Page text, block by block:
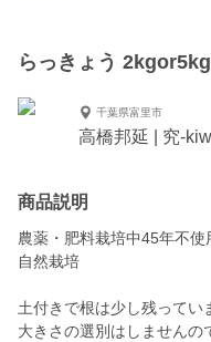
らっきょう
千葉県富里市
高橋邦延 | 究-
商品説明
農薬・肥料栽培中45年不使
自然栽培
土付きで根は少し残ってい
大きさの選別はしませんの